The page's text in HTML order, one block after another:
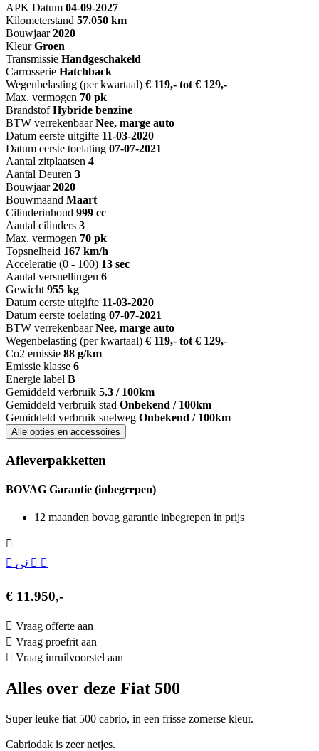
APK Datum 04-09-2027
Kilometerstand 57.050 km
Bouwjaar 2020
Kleur Groen
Transmissie Handgeschakeld
Carrosserie Hatchback
Wegenbelasting (per kwartaal) € 119,- tot € 129,-
Max. vermogen 70 pk
Brandstof Hybride benzine
BTW verrekenbaar Nee, marge auto
Datum eerste uitgifte 11-03-2020
Datum eerste toelating 07-07-2021
Aantal zitplaatsen 4
Aantal Deuren 3
Bouwjaar 2020
Bouwmaand Maart
Cilinderinhoud 999 cc
Aantal cilinders 3
Max. vermogen 70 pk
Topsnelheid 167 km/h
Acceleratie (0 - 100) 13 sec
Aantal versnellingen 6
Gewicht 955 kg
Datum eerste uitgifte 11-03-2020
Datum eerste toelating 07-07-2021
BTW verrekenbaar Nee, marge auto
Wegenbelasting (per kwartaal) € 119,- tot € 129,-
Co2 emissie 88 g/km
Emissie klasse 6
Energie label B
Gemiddeld verbruik 5.3 / 100km
Gemiddeld verbruik stad Onbekend / 100km
Gemiddeld verbruik snelweg Onbekend / 100km
Alle opties en accessoires
Afleverpakketten
BOVAG Garantie (inbegrepen)
12 maanden bovag garantie inbegrepen in prijs
€ 11.950,-
Vraag offerte aan
Vraag proefrit aan
Vraag inruilvoorstel aan
Alles over deze Fiat 500
Super leuke fiat 500 cabrio, in een frisse zomerse kleur.
Cabriodak is zeer netjes.